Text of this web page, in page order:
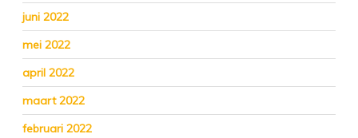
juni 2022
mei 2022
april 2022
maart 2022
februari 2022